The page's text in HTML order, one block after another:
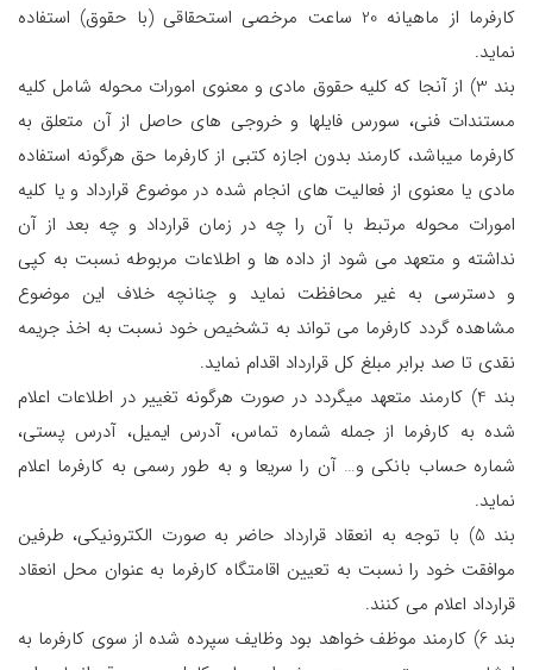
کارفرما از ماهیانه 20 ساعت مرخصی استحقاقی (با حقوق) استفاده
نماید.
بند 3) از آنجا که کلیه حقوق مادی و معنوی امورات محوله شامل کلیه
مستندات فنی، سورس فایلها و خروجی های حاصل از آن متعلق به
کارفرما میباشد، کارمند بدون اجازه کتبی از کارفرما حق هرگونه استفاده
مادی یا معنوی از فعالیت های انجام شده در موضوع قرارداد و یا کلیه
امورات محوله مرتبط با آن را چه در زمان قرارداد و چه بعد از آن
نداشته و متعهد می شود از داده ها و اطلاعات مربوطه نسبت به کپی
و دسترسی به غیر محافظت نماید و چنانچه خلاف این موضوع
مشاهده گردد کارفرما می تواند به تشخیص خود نسبت به اخذ جریمه
نقدی تا صد برابر مبلغ کل قرارداد اقدام نماید.
بند 4) کارمند متعهد میگردد در صورت هرگونه تغییر در اطلاعات اعلام
شده به کارفرما از جمله شماره تماس، آدرس ایمیل، آدرس پستی،
شماره حساب بانکی و… آن را سریعا و به طور رسمی به کارفرما اعلام
نماید.
بند 5) با توجه به انعقاد قرارداد حاضر به صورت الکترونیکی، طرفین
موافقت خود را نسبت به تعیین اقامتگاه کارفرما به عنوان محل انعقاد
قرارداد اعلام می کنند.
بند 6) کارمند موظف خواهد بود وظایف سپرده شده از سوی کارفرما به